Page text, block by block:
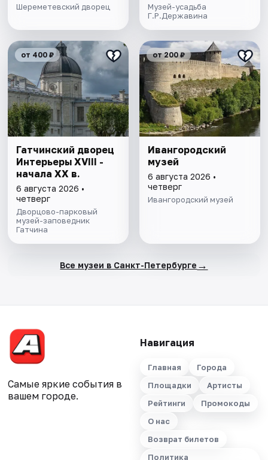
Шереметевский дворец
Музей-усадьба
Г.Р.Державина
от 400 ₽
Гатчинский дворец
Интерьеры ХVIII -
начала ХХ в.
6 августа 2026 •
четверг
Дворцово-парковый
музей-заповедник
Гатчина
от 200 ₽
Ивангородский
музей
6 августа 2026 •
четверг
Ивангородский музей
Все музеи в Санкт-Петербурге →
Самые яркие события в
вашем городе.
Навигация
Главная
Города
Площадки
Артисты
Рейтинги
Промокоды
О нас
Возврат билетов
Политика